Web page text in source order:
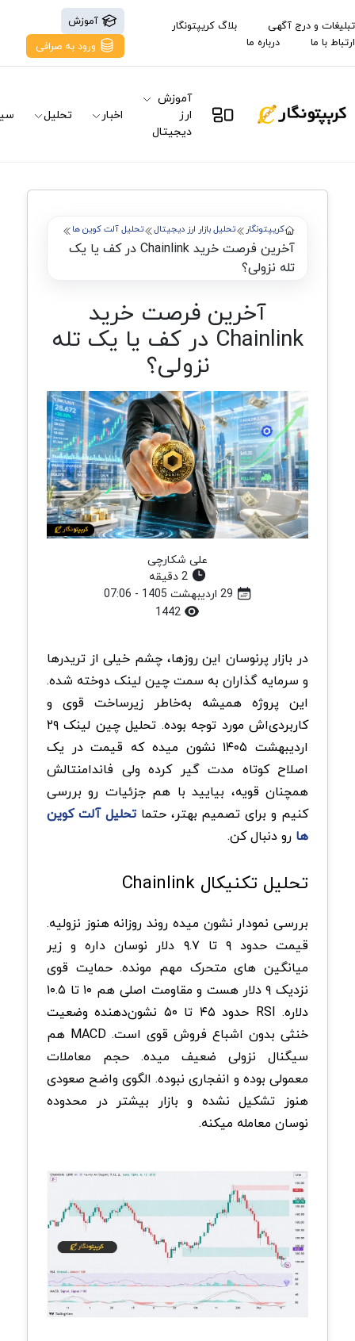
تبلیغات و درج آگهی
بلاگ کریپتونگار
ارتباط با ما
درباره ما
آموزش
ورود به صرافی
آموزش
ارز
دیجیتال
اخبار تحلیل
کریپتونگار تحلیل بازار ارز دیجیتال تحلیل آلت کوین ها
آخرین فرصت خرید Chainlink در کف یا یک
تله نزولی؟
آخرین فرصت خرید
Chainlink در کف یا یک تله
نزولی؟
علی شکارچی
2 دقیقه
در بازار پرنوسان این روزها، چشم خیلی از تریدرها
و سرمایه گذاران به سمت چین‌ لینک دوخته شده.
این پروژه همیشه به‌خاطر زیرساخت قوی و
کاربردی‌اش مورد توجه بوده. تحلیل چین‌ لینک ۲۹
اردیبهشت ۱۴۰۵ نشون میده که قیمت در یک
اصلاح کوتاه مدت گیر کرده ولی فاندامنتالش
همچنان قویه، بیایید با هم جزئیات رو بررسی
کنیم و برای تصمیم بهتر، حتماتحلیل آلت کوین
ها رو دنبال کن.
تحلیل تکنیکال Chainlink
بررسی نمودار نشون میده روند روزانه هنوز نزولیه.
قیمت حدود ۹ تا ۹.۷ دلار نوسان داره و زیر
میانگین های متحرک مهم مونده. حمایت قوی
نزدیک ۹ دلار هست و مقاومت اصلی هم ۱۰ تا ۱۰.۵
دلاره. RSI حدود ۴۵ تا ۵۰ نشون‌دهنده وضعیت
خنثی بدون اشباع فروش قوی است. MACD هم
سیگنال نزولی ضعیف میده. حجم معاملات
معمولی بوده و انفجاری نبوده. الگوی واضح صعودی
هنوز تشکیل نشده و بازار بیشتر در محدوده
نوسان معامله میکنه.